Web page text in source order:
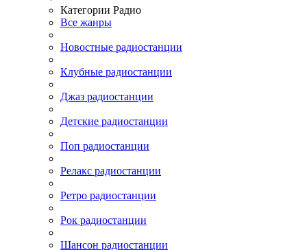
Категории Радио
Все жанры
Новостные радиостанции
Клубные радиостанции
Джаз радиостанции
Детские радиостанции
Поп радиостанции
Релакс радиостанции
Ретро радиостанции
Рок радиостанции
Шансон радиостанции